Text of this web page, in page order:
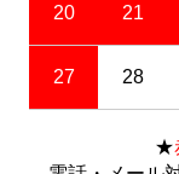
20 21
27 28
★